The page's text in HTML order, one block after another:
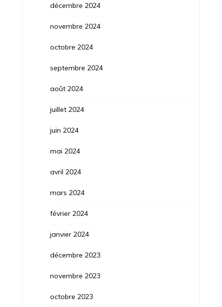
décembre 2024
novembre 2024
octobre 2024
septembre 2024
août 2024
juillet 2024
juin 2024
mai 2024
avril 2024
mars 2024
février 2024
janvier 2024
décembre 2023
novembre 2023
octobre 2023